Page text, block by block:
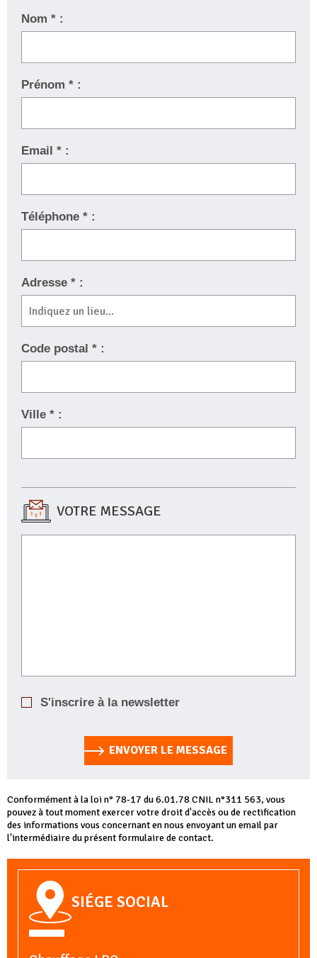
Nom * :
Prénom * :
Email * :
Téléphone * :
Adresse * :
Code postal * :
Ville * :
VOTRE MESSAGE
S'inscrire à la newsletter
ENVOYER LE MESSAGE
Conformément à la loi n° 78-17 du 6.01.78 CNIL n°311 563, vous
pouvez à tout moment exercer votre droit d'accès ou de rectification
des informations vous concernant en nous envoyant un email par
l'intermédiaire du présent formulaire de contact.
SIÉGE SOCIAL